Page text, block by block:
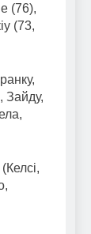
(76),
(73,
Зайду,